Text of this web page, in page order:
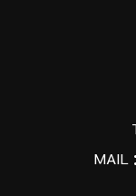
MAIL